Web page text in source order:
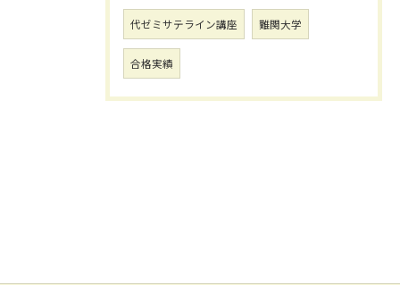
代ゼミサテライン講座 難関大学
合格実績